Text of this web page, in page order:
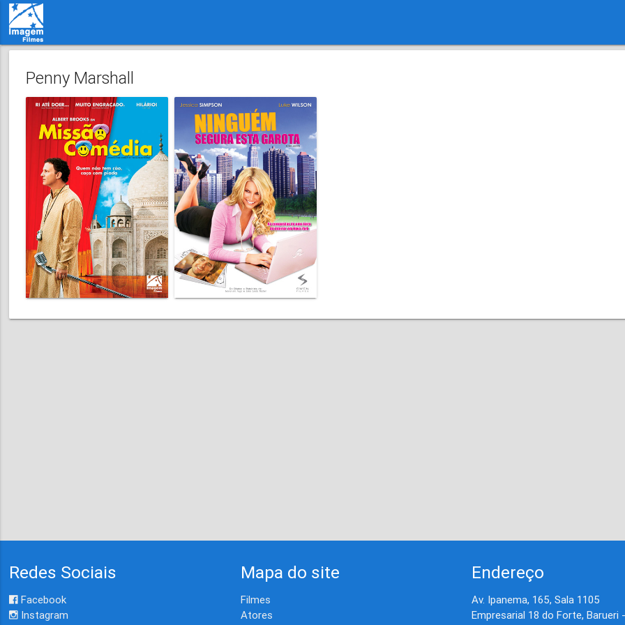
Penny Marshall
Redes Sociais
Facebook
Instagram
Mapa do site
Filmes
Atores
Endereço
Av. Ipanema, 165, Sala 1105
Empresarial 18 do Forte, Barueri